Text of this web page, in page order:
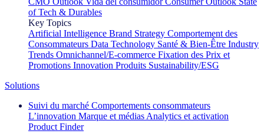
of Tech & Durables
Key Topics
Artificial Intelligence Brand Strategy Comportement des
Consommateurs Data Technology Santé & Bien-Être Industry
Trends Omnichannel/E-commerce Fixation des Prix et
Promotions Innovation Produits Sustainability/ESG
Solutions
Suivi du marché Comportements consommateurs
L’innovation Marque et médias Analytics et activation
Product Finder